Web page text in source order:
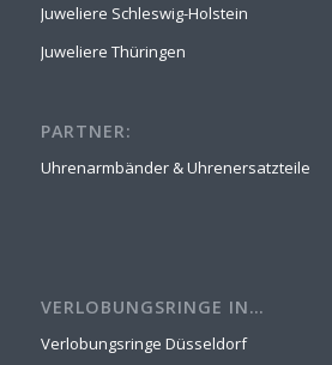
Juweliere Schleswig-Holstein
Juweliere Thüringen
PARTNER:
Uhrenarmbänder & Uhrenersatzteile
VERLOBUNGSRINGE IN…
Verlobungsringe Düsseldorf